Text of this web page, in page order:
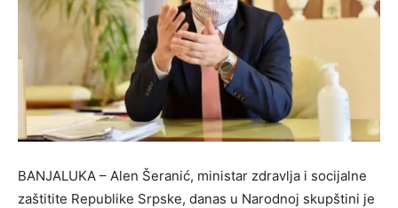
BANJALUKA – Alen Šeranić, ministar zdravlja i socijalne
zaštitite Republike Srpske, danas u Narodnoj skupštini je